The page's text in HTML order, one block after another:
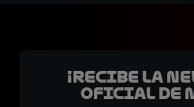
¡Recibe la
oficial de